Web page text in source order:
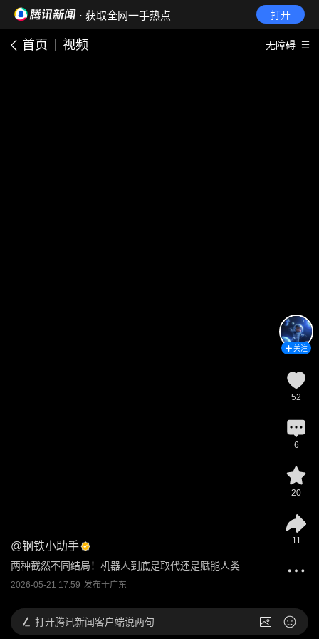
· 获取全网一手热点 打开
首页 视频 无障碍
@钢铁小助手
两种截然不同结局！机器人到底是取代还是赋能人类
2026-05-21 17:59 发布于广东
关注
52
6
20
11
打开腾讯新闻客户端说两句